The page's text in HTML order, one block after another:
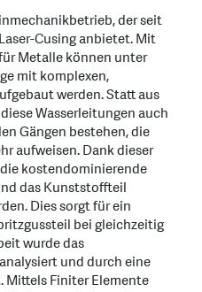
der seit
Cusing anbietet. Mit
Metalle können unter
mit komplexen,
werden. Statt aus
Wasserleitungen auch
Gängen bestehen, die
aufweisen. Dank dieser
kostendominierende
das Kunststoffteil
Dies sorgt für ein
bei gleichzeitig
wurde das
und durch eine
Mittels Finiter Elemente